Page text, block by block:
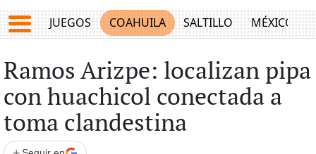
JUEGOS COAHUILA SALTILLO MÉXICO
Ramos Arizpe: localizan pipa
con huachicol conectada a
toma clandestina